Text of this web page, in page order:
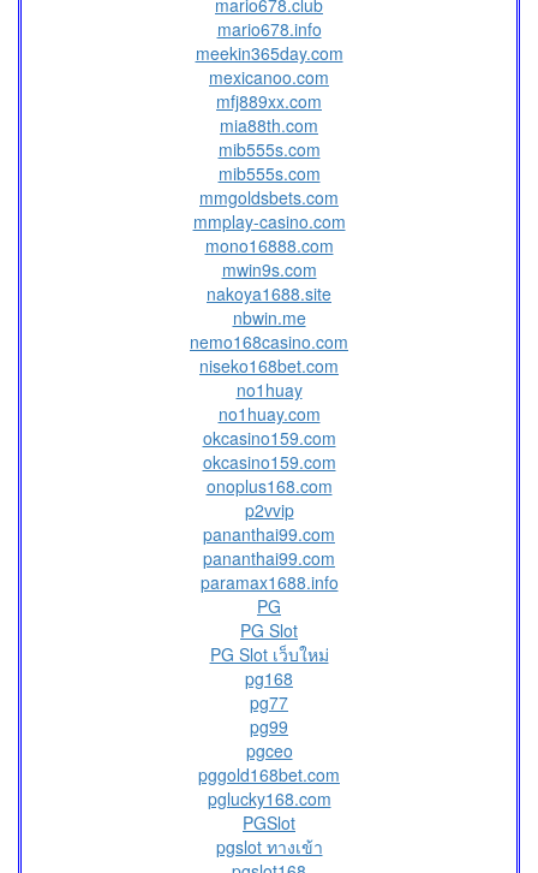
mario678.club
mario678.info
meekin365day.com
mexicanoo.com
mfj889xx.com
mia88th.com
mib555s.com
mib555s.com
mmgoldsbets.com
mmplay-casino.com
mono16888.com
mwin9s.com
nakoya1688.site
nbwin.me
nemo168casino.com
niseko168bet.com
no1huay
no1huay.com
okcasino159.com
okcasino159.com
onoplus168.com
p2vvip
pananthai99.com
pananthai99.com
paramax1688.info
PG
PG Slot
PG Slot เว็บใหม่
pg168
pg77
pg99
pgceo
pggold168bet.com
pglucky168.com
PGSlot
pgslot ทางเข้า